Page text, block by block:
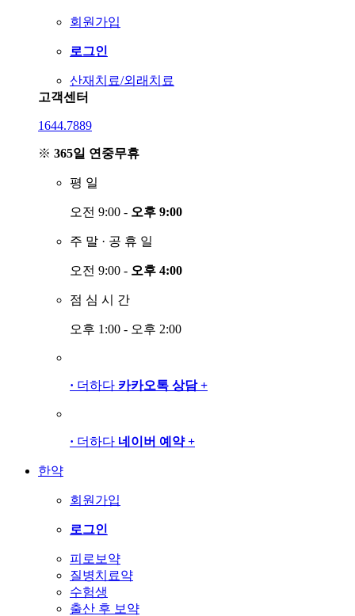
회원가입
로그인
산재치료/외래치료
고객센터
1644.7889
※ 365일 연중무휴
평 일
오전 9:00 - 오후 9:00
주 말 · 공 휴 일
오전 9:00 - 오후 4:00
점 심 시 간
오후 1:00 - 오후 2:00
· 더하다 카카오톡 상담 +
· 더하다 네이버 예약 +
한약
회원가입
로그인
피로보약
질병치료약
수험생
출산 후 보약